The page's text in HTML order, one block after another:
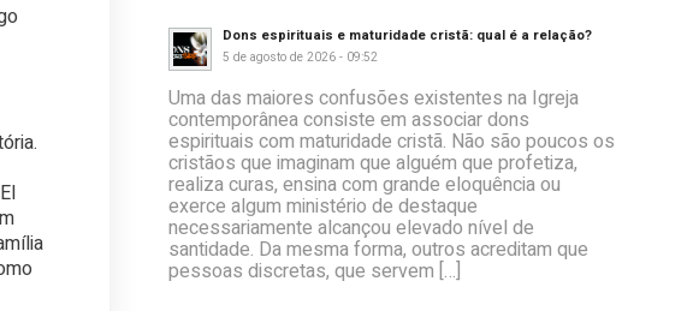
Dons espirituais e maturidade cristã: qual é a relação?
5 de agosto de 2026 - 09:52
Uma das maiores confusões existentes na Igreja
contemporânea consiste em associar dons
espirituais com maturidade cristã. Não são poucos os
cristãos que imaginam que alguém que profetiza,
realiza curas, ensina com grande eloquência ou
exerce algum ministério de destaque
necessariamente alcançou elevado nível de
santidade. Da mesma forma, outros acreditam que
pessoas discretas, que servem […]